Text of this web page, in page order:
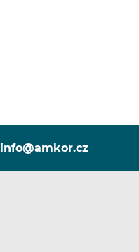
info@amkor.cz